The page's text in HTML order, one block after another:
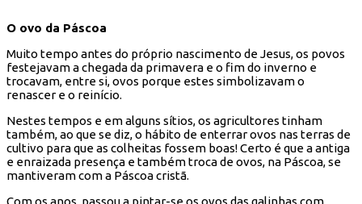
O ovo da Páscoa
Muito tempo antes do próprio nascimento de Jesus, os povos
festejavam a chegada da primavera e o fim do inverno e
trocavam, entre si, ovos porque estes simbolizavam o
renascer e o reinício.
Nestes tempos e em alguns sítios, os agricultores tinham
também, ao que se diz, o hábito de enterrar ovos nas terras de
cultivo para que as colheitas fossem boas! Certo é que a antiga
e enraizada presença e também troca de ovos, na Páscoa, se
mantiveram com a Páscoa cristã.